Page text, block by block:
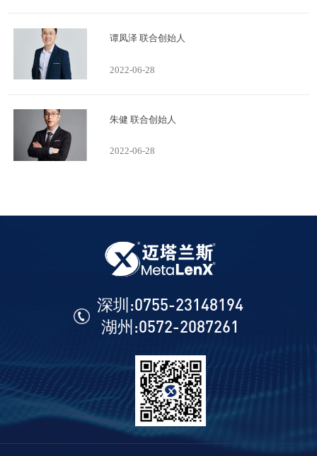
谭凤泽 联合创始人
2022-06-28
朱健 联合创始人
2022-06-28
深圳:0755-23148194
湖州:0572-2087261